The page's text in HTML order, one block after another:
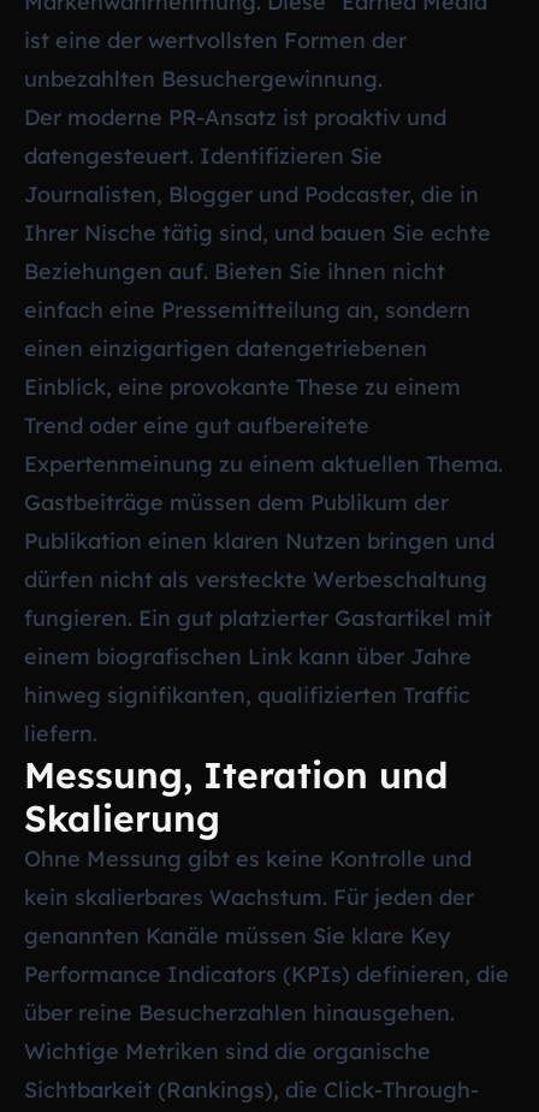
ist eine der wertvollsten Formen der
unbezahlten Besuchergewinnung.
Der moderne PR-Ansatz ist proaktiv und
datengesteuert. Identifizieren Sie
Journalisten, Blogger und Podcaster, die in
Ihrer Nische tätig sind, und bauen Sie echte
Beziehungen auf. Bieten Sie ihnen nicht
einfach eine Pressemitteilung an, sondern
einen einzigartigen datengetriebenen
Einblick, eine provokante These zu einem
Trend oder eine gut aufbereitete
Expertenmeinung zu einem aktuellen Thema.
Gastbeiträge müssen dem Publikum der
Publikation einen klaren Nutzen bringen und
dürfen nicht als versteckte Werbeschaltung
fungieren. Ein gut platzierter Gastartikel mit
einem biografischen Link kann über Jahre
hinweg signifikanten, qualifizierten Traffic
liefern.
Messung, Iteration und
Skalierung
Ohne Messung gibt es keine Kontrolle und
kein skalierbares Wachstum. Für jeden der
genannten Kanäle müssen Sie klare Key
Performance Indicators (KPIs) definieren, die
über reine Besucherzahlen hinausgehen.
Wichtige Metriken sind die organische
Sichtbarkeit (Rankings), die Click-Through-